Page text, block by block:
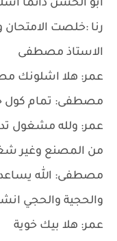
ابو الحسن دائما
رنا :خلصت
الاستاذ مصطفى
عمر: هلا اشلونك
مصطفى: تمام كول
عمر: ولله مشغول
من المصنع وغير
مصطفى: الله
والحجية والحجي
عمر: هلا بيك خوية